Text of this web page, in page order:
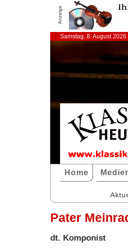
Anzeige
Samstag, 8. August 2026
Home
Pater
dt. Komponist